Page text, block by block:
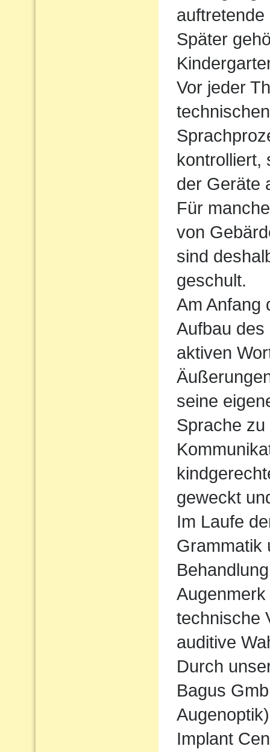
Später
Vor jeder
kontrolliert,
der Geräte
Für
von
sind
geschult.
Am Anfang
Aufbau
aktiven
seine
Sprache
geweckt
Im Laufe
Grammatik
technische
auditive
Durch
Bagus
Implant